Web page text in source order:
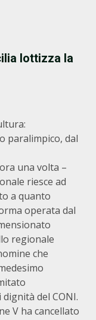
lottizza la
paralimpico, dal
una volta –
riesce ad
a quanto
operata dal
regionale
che
del CONI.
V ha cancellato